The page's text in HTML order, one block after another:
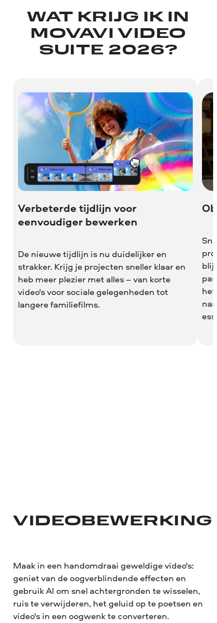
WAT KRIJG IK IN
MOVAVI VIDEO
SUITE 2026?
Verbeterde tijdlijn voor
eenvoudiger bewerken
De nieuwe tijdlijn is nu duidelijker en
strakker. Krijg je projecten sneller klaar en
heb meer plezier met alles – van korte
video's voor sociale gelegenheden tot
langere familiefilms.
VIDEOBEWERKING
Maak in een handomdraai geweldige video's:
geniet van de oogverblindende effecten en
gebruik AI om snel achtergronden te wisselen,
ruis te verwijderen, het geluid op te poetsen en
video's in een oogwenk te converteren.